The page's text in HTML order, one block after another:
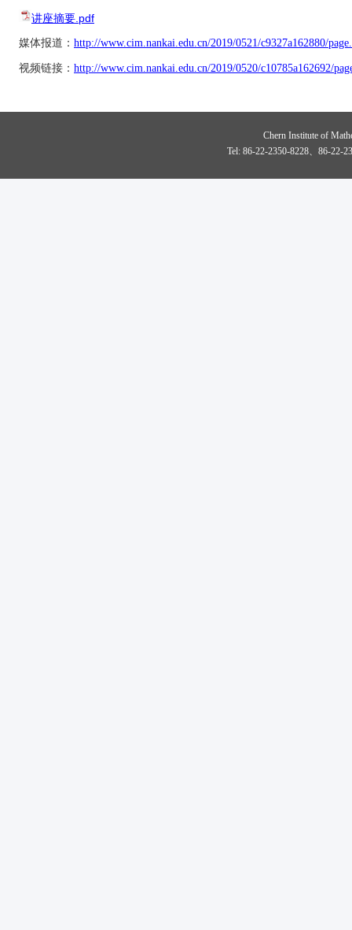
讲座摘要.pdf
媒体报道： http://www.cim.nankai.edu.cn/2019/0521/c9327a162880/
视频链接： http://www.cim.nankai.edu.cn/2019/0520/c10785a162692/
Chern Institute of
Tel: 86-22-2350-8228、86-22-